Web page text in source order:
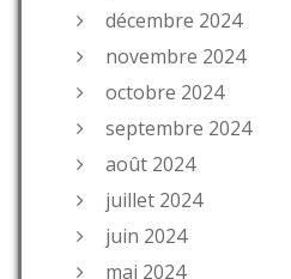
décembre 2024
novembre 2024
octobre 2024
septembre 2024
août 2024
juillet 2024
juin 2024
mai 2024